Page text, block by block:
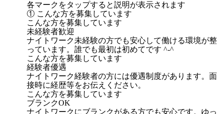
各マークをタップすると説明が表示されます
① こんな方を募集しています
こんな方を募集しています
未経験者歓迎
ナイトワーク未経験の方でも安心して働ける環境が整
っています。誰でも最初は初めてです ^-^
こんな方を募集しています
経験者優遇
ナイトワーク経験者の方には優遇制度があります。面
接時に経歴等をお伝えください。
こんな方を募集しています
ブランクOK
ナイトワークにブランクがある方でも安心です。ゆっ